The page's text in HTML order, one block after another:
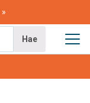
Hae